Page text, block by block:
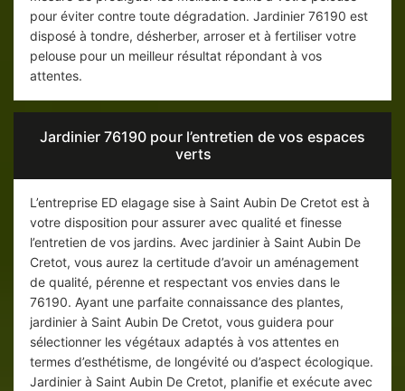
pour éviter contre toute dégradation. Jardinier 76190 est
disposé à tondre, désherber, arroser et à fertiliser votre
pelouse pour un meilleur résultat répondant à vos
attentes.
Jardinier 76190 pour l’entretien de vos espaces
verts
L’entreprise ED elagage sise à Saint Aubin De Cretot est à
votre disposition pour assurer avec qualité et finesse
l’entretien de vos jardins. Avec jardinier à Saint Aubin De
Cretot, vous aurez la certitude d’avoir un aménagement
de qualité, pérenne et respectant vos envies dans le
76190. Ayant une parfaite connaissance des plantes,
jardinier à Saint Aubin De Cretot, vous guidera pour
sélectionner les végétaux adaptés à vos attentes en
termes d’esthétisme, de longévité ou d’aspect écologique.
Jardinier à Saint Aubin De Cretot, planifie et exécute avec